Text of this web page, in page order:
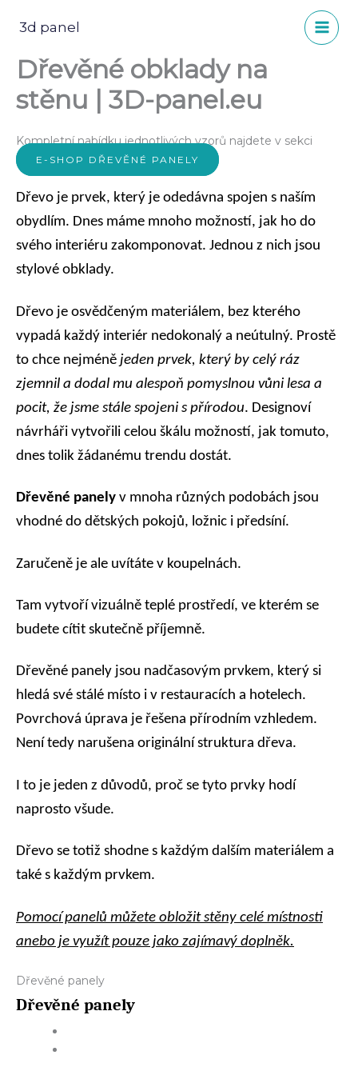
3d panel
Dřevěné obklady na
stěnu | 3D-panel.eu
Kompletní nabídku jednotlivých vzorů najdete v sekci
E-SHOP DŘEVĚNÉ PANELY
Dřevo je prvek, který je odedávna spojen s naším
obydlím. Dnes máme mnoho možností, jak ho do
svého interiéru zakomponovat. Jednou z nich jsou
stylové obklady.
Dřevo je osvědčeným materiálem, bez kterého
vypadá každý interiér nedokonalý a neútulný. Prostě
to chce nejméně jeden prvek, který by celý ráz
zjemnil a dodal mu alespoň pomyslnou vůni lesa a
pocit, že jsme stále spojeni s přírodou. Designoví
návrháři vytvořili celou škálu možností, jak tomuto,
dnes tolik žádanému trendu dostát.
Dřevěné panely v mnoha různých podobách jsou
vhodné do dětských pokojů, ložnic i předsíní.
Zaručeně je ale uvítáte v koupelnách.
Tam vytvoří vizuálně teplé prostředí, ve kterém se
budete cítit skutečně příjemně.
Dřevěné panely jsou nadčasovým prvkem, který si
hledá své stálé místo i v restauracích a hotelech.
Povrchová úprava je řešena přírodním vzhledem.
Není tedy narušena originální struktura dřeva.
I to je jeden z důvodů, proč se tyto prvky hodí
naprosto všude.
Dřevo se totiž shodne s každým dalším materiálem a
také s každým prvkem.
Pomocí panelů můžete obložit stěny celé místnosti
anebo je využít pouze jako zajímavý doplněk.
Dřevěné panely
Dřevěné panely